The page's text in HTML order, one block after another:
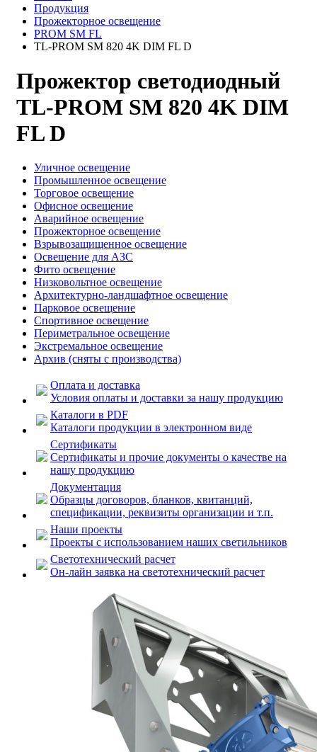
Продукция
Прожекторное освещение
PROM SM FL
TL-PROM SM 820 4K DIM FL D
Прожектор светодиодный
TL-PROM SM 820 4K DIM
FL D
Уличное освещение
Промышленное освещение
Торговое освещение
Офисное освещение
Аварийное освещение
Прожекторное освещение
Взрывозащищенное освещение
Освещение для АЗС
Фито освещение
Низковольтное освещение
Архитектурно-ландшафтное освещение
Парковое освещение
Спортивное освещение
Периметральное освещение
Экстремальное освещение
Архив (сняты с производства)
Оплата и доставка
Условия оплаты и доставки за нашу продукцию
Каталоги в PDF
Каталоги продукции в электронном виде
Сертификаты
Сертификаты и прочие документы о качестве на
нашу продукцию
Документация
Образцы договоров, бланков, квитанций,
спецификации, реквизиты организации и т.п.
Наши проекты
Проекты с использованием наших светильников
Светотехнический расчет
Он-лайн заявка на светотехнический расчет